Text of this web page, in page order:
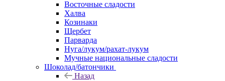
Восточные сладости
Халва
Козинаки
Щербет
Парварда
Нуга/лукум/рахат-лукум
Мучные национальные сладости
Шоколад/батончики
Назад